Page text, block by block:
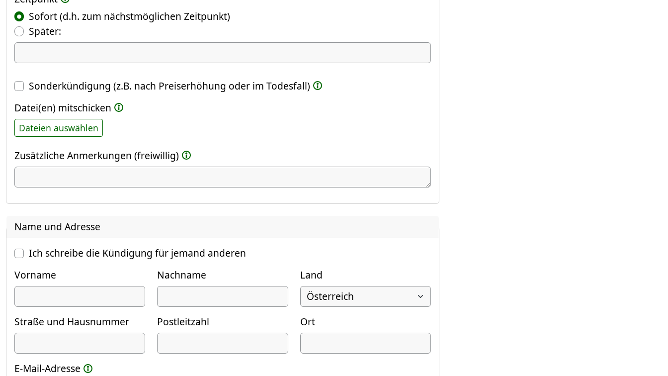
Sofort (d.h. zum nächstmöglichen Zeitpunkt)
Später:(Fokus springt automatisch ins nächste Feld)
Datum
Sonderkündigung (z.B. nach Preiserhöhung oder im Todesfall)
Datei(en) mitschicken
Dateien auswählen
Zusätzliche Anmerkungen (freiwillig)
Name und Adresse
Ich schreibe die Kündigung für jemand anderen
Vorname
Nachname Land
Straße und Hausnummer Postleitzahl Ort
E-Mail-Adresse